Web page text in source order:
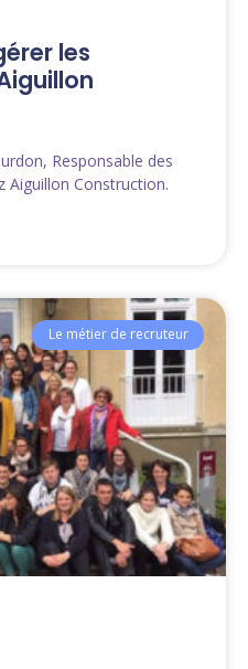
les
Responsable des
Aiguillon Construction.
Le métier de recruteur